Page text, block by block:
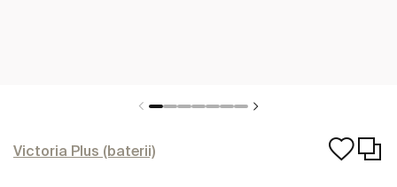
Victoria Plus (baterii)